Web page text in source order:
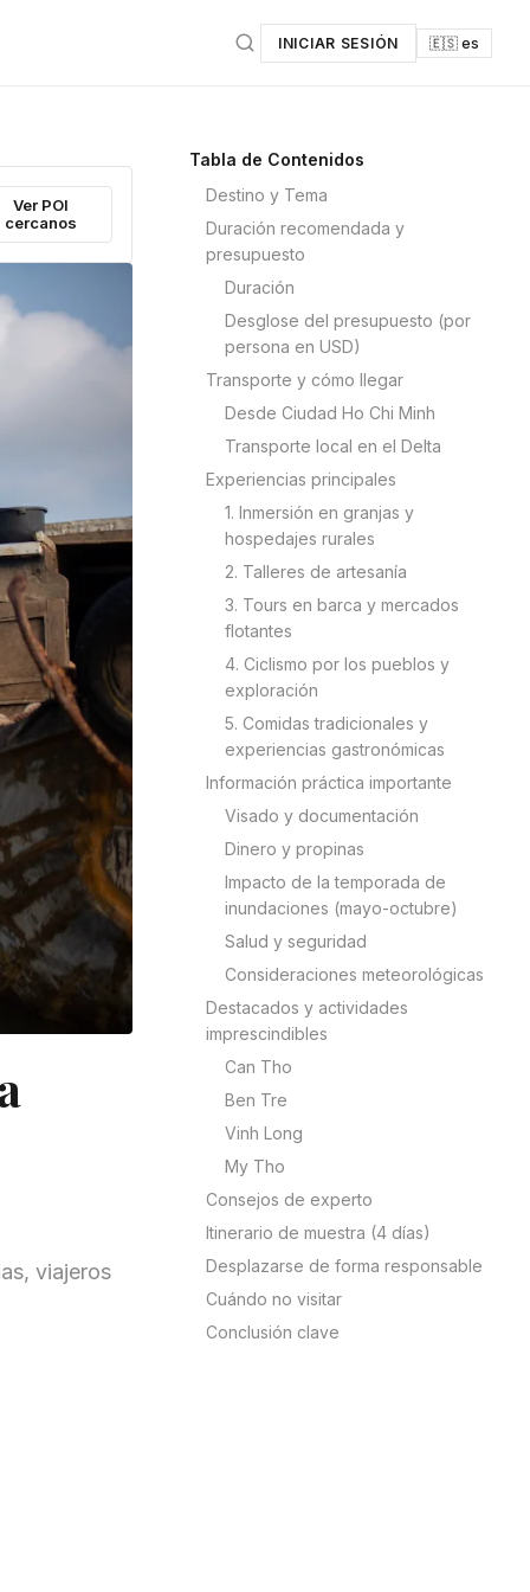
INICIAR SESIÓN 🇪🇸 es
Ver POI
cercanos
viajeros
Tabla de Contenidos
Destino y Tema
Duración recomendada y
presupuesto
Duración
Desglose del presupuesto (por
persona en USD)
Transporte y cómo llegar
Desde Ciudad Ho Chi Minh
Transporte local en el Delta
Experiencias principales
1. Inmersión en granjas y
hospedajes rurales
2. Talleres de artesanía
3. Tours en barca y mercados
flotantes
4. Ciclismo por los pueblos y
exploración
5. Comidas tradicionales y
experiencias gastronómicas
Información práctica importante
Visado y documentación
Dinero y propinas
Impacto de la temporada de
inundaciones (mayo-octubre)
Salud y seguridad
Consideraciones meteorológicas
Destacados y actividades
imprescindibles
Can Tho
Ben Tre
Vinh Long
My Tho
Consejos de experto
Itinerario de muestra (4 días)
Desplazarse de forma responsable
Cuándo no visitar
Conclusión clave